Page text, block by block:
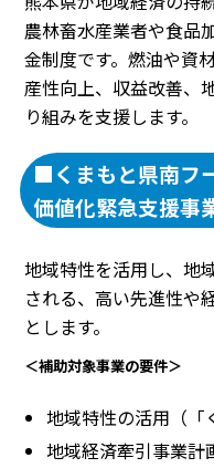
農林畜水産業者や食品
金制度です。燃油や資
産性向上、収益改善、
り組みを支援します。
■くまもと県南フ
価値化緊急支援事
地域特性を活用し、地
される、高い先進性や
とします。
＜補助対象事業の要件＞
地域特性の活用（「
地域経済牽引事業計